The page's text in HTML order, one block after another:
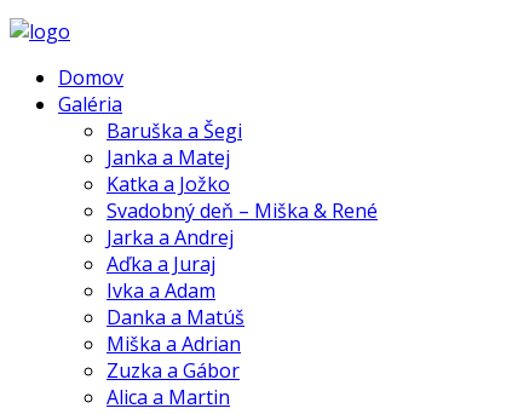
Domov
Galéria
Baruška a Šegi
Janka a Matej
Katka a Jožko
Svadobný deň – Miška & René
Jarka a Andrej
Aďka a Juraj
Ivka a Adam
Danka a Matúš
Miška a Adrian
Zuzka a Gábor
Alica a Martin